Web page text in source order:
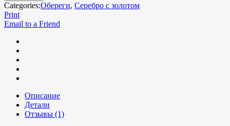
Categories:Обереги, Серебро с золотом
Print
Email to a Friend
Описание
Детали
Отзывы (1)